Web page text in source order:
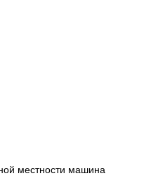
местности машина